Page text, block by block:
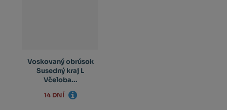
Voskovaný obrúsok
Susedný kraj L
Včeloba...
14 DNÍ